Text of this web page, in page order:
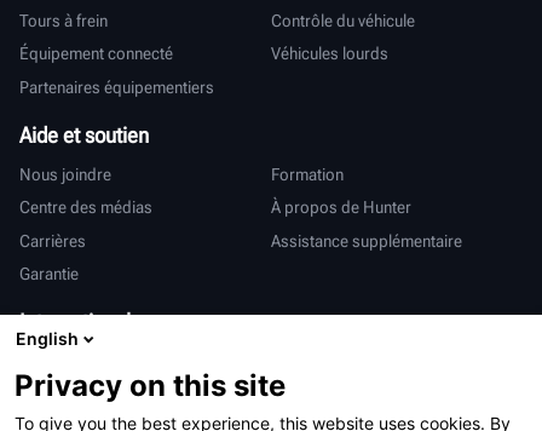
Tours à frein
Contrôle du véhicule
Équipement connecté
Véhicules lourds
Partenaires équipementiers
Aide et soutien
Nous joindre
Formation
Centre des médias
À propos de Hunter
Carrières
Assistance supplémentaire
Garantie
International
亨特中国
English
Privacy on this site
To give you the best experience, this website uses cookies. By